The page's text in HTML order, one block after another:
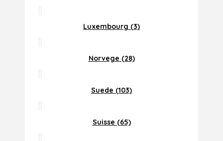
Luxembourg (3)
Norvege (28)
Suede (103)
Suisse (65)